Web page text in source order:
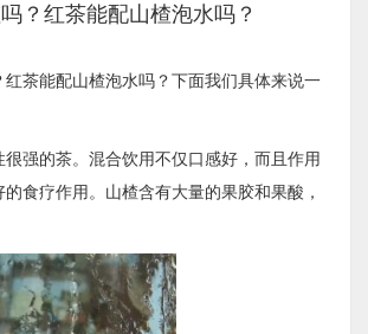
？红茶能配山楂泡水吗？
红茶能配山楂泡水吗？下面我们具体来说一
强的茶。混合饮用不仅口感好，而且作用
食疗作用。山楂含有大量的果胶和果酸，